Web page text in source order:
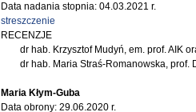
Data nadania stopnia: 04.03.2021 r.
streszczenie
RECENZJE
dr hab. Krzysztof Mudyń, em. prof. AIK
dr hab. Maria Straś-Romanowska, prof.
Maria Kłym-Guba
Data obrony: 29.06.2020 r.